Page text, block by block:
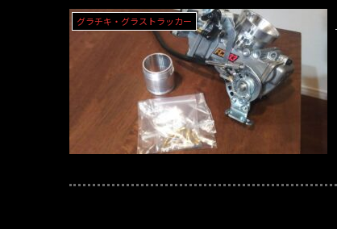
グラチキ・グラストラッカー